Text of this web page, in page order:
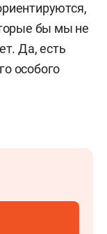
бы мы не
Да, есть
особого